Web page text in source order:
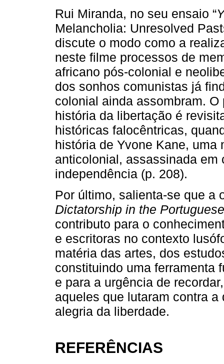
Rui Miranda, no seu ensaio “
Melancholia: Unresolved
discute o modo como a
neste filme processos de
africano pós-colonial e
dos sonhos comunistas já
colonial ainda assombram.
história da libertação é
históricas falocêntricas,
história de Yvone Kane, uma
anticolonial, assassinada
independência (p. 208).
Por último, salienta-se que a
Dictatorship in the
contributo para o
e escritoras no contexto
matéria das artes, dos
constituindo uma ferramenta
e para a urgência de
aqueles que lutaram contra
alegria da liberdade.
REFERÊNCIAS